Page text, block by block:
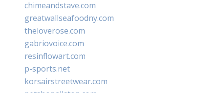
chimeandstave.com
greatwallseafoodny.com
theloverose.com
gabriovoice.com
resinflowart.com
p-sports.net
korsairstreetwear.com